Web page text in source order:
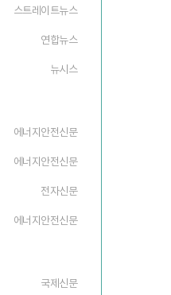
스트레이트뉴스
연합뉴스
뉴시스
에너지안전신문
에너지안전신문
전자신문
에너지안전신문
국제신문